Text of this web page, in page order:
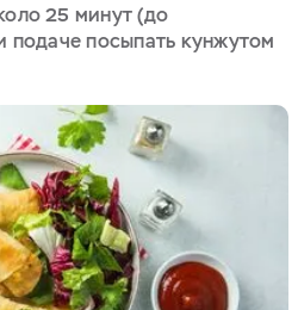
25 минут (до
подаче посыпать кунжутом